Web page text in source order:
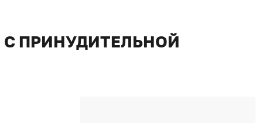
С ПРИНУДИТЕЛЬНОЙ